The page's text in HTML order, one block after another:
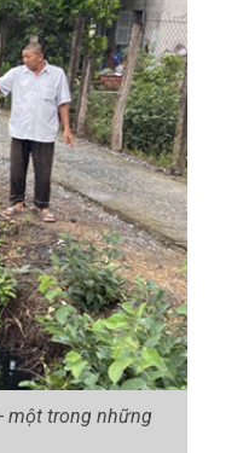
một trong những